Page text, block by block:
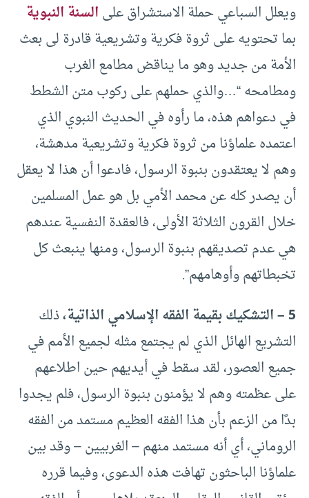
ويعلل السباعي حملة الاستشراق علىالسنة النبوية
بما تحتويه على ثروة فكرية وتشريعية قادرة لى بعث
الأمة من جديد وهو ما يناقض مطامع الغرب
ومطامحه “…والذي حملهم على ركوب متن الشطط
في دعواهم هذه، ما رأوه في الحديث النبوي الذي
اعتمده علماؤنا من ثروة فكرية وتشريعية مدهشة،
وهم لا يعتقدون بنبوة الرسول، فادعوا أن هذا لا يعقل
أن يصدر كله عن محمد الأمي بل هو عمل المسلمين
خلال القرون الثلاثة الأولى، فالعقدة النفسية عندهم
هي عدم تصديقهم بنبوة الرسول، ومنها ينبعث كل
تخبطاتهم وأوهامهم”.
5 – التشكيك بقيمة الفقه الإسلامي الذاتية،
ذلك
التشريع الهائل الذي لم يجتمع مثله لجميع الأمم في
جميع العصور، لقد سقط في أيديهم حين اطلاعهم
على عظمته وهم لا يؤمنون بنبوة الرسول، فلم يجدوا
بدًا من الزعم بأن هذا الفقه العظيم مستمد من الفقه
الروماني، أي أنه مستمد منهم – الغربيين – وقد بين
علماؤنا الباحثون تهافت هذه الدعوى، وفيما قرره